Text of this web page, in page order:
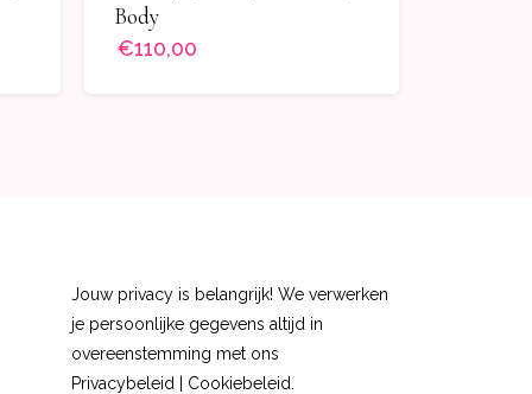
Body
€110,00
Jouw privacy is belangrijk! We verwerken
je persoonlijke gegevens altijd in
overeenstemming met ons
Privacybeleid
Cookiebeleid